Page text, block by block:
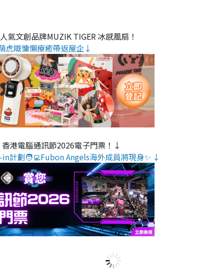
氣文創品牌MUZIK TIGER 冰感風扇！
虎嘅慵懶療癒帶返屋企↓
港電腦通訊節2026電子門票！↓
計劃🧑‍💻Fubon Angels海外成員將現身✨ ↓